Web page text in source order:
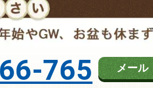
765 メール